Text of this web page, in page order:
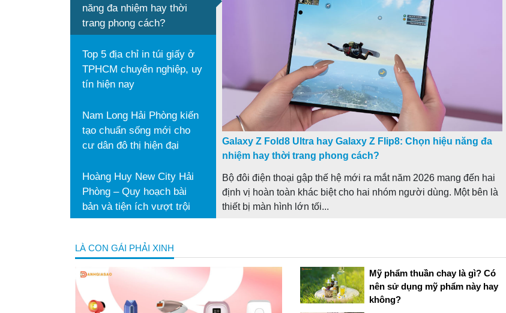
năng đa nhiệm hay thời
trang phong cách?
Top 5 địa chỉ in túi giấy ở
TPHCM chuyên nghiệp, uy
tín hiện nay
Nam Long Hải Phòng kiến
tạo chuẩn sống mới cho
cư dân đô thị hiện đại
Hoàng Huy New City Hải
Phòng – Quy hoạch bài
bản và tiện ích vượt trội
Galaxy Z Fold8 Ultra hay Galaxy Z Flip8: Chọn hiệu năng đa
nhiệm hay thời trang phong cách?
Bộ đôi điện thoại gập thế hệ mới ra mắt năm 2026 mang đến hai
định vị hoàn toàn khác biệt cho hai nhóm người dùng. Một bên là
thiết bị màn hình lớn tối...
LÀ CON GÁI PHẢI XINH
Mỹ phẩm thuần chay là gì? Có
nên sử dụng mỹ phẩm này hay
không?